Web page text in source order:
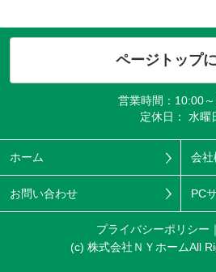
ページトップ
営業時間：10:00
定休日： 水曜
ホーム 会社
お問い合わせ PC
プライバシーポリシー
(c) 株式会社ＮＹホームAll